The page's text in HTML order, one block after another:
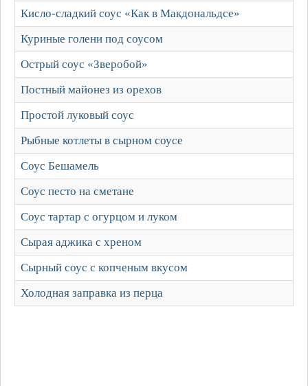
Кисло-сладкий соус «Как в Макдональдсе»
Куриные голени под соусом
Острый соус «Зверобой»
Постный майонез из орехов
Простой луковый соус
Рыбные котлеты в сырном соусе
Соус Бешамель
Соус песто на сметане
Соус тартар с огурцом и луком
Сырая аджика с хреном
Сырный соус с копченым вкусом
Холодная заправка из перца